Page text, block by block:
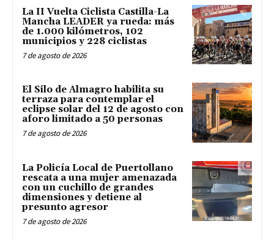
La II Vuelta Ciclista Castilla-La
Mancha LEADER ya rueda: más
de 1.000 kilómetros, 102
municipios y 228 ciclistas
7 de agosto de 2026
El Silo de Almagro habilita su
terraza para contemplar el
eclipse solar del 12 de agosto con
aforo limitado a 50 personas
7 de agosto de 2026
La Policía Local de Puertollano
rescata a una mujer amenazada
con un cuchillo de grandes
dimensiones y detiene al
presunto agresor
7 de agosto de 2026